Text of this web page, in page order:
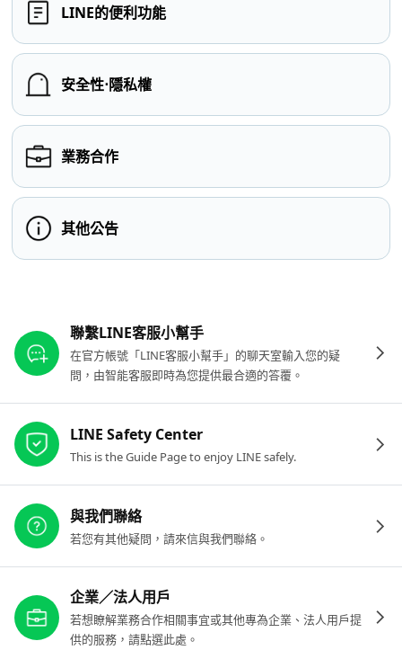
LINE的便利功能
安全性⋅隱私權
業務合作
其他公告
聯繫LINE客服小幫手
在官方帳號「LINE客服小幫手」的聊天室輸入您的疑
問，由智能客服即時為您提供最合適的答覆。
LINE Safety Center
This is the Guide Page to enjoy LINE safely.
與我們聯絡
若您有其他疑問，請來信與我們聯絡。
企業／法人用戶
若想瞭解業務合作相關事宜或其他專為企業、法人用戶提
供的服務，請點選此處。